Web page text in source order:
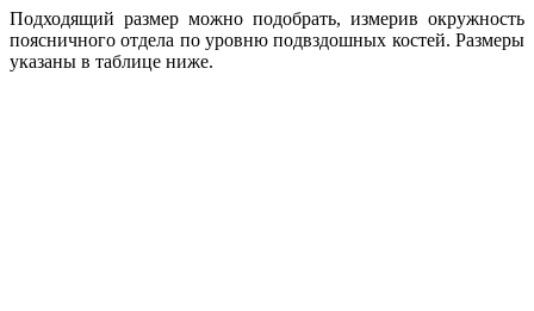
Подходящий размер можно подобрать, измерив окружность
поясничного отдела по уровню подвздошных костей. Размеры
указаны в таблице ниже.